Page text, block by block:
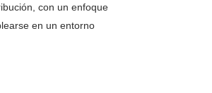
con un enfoque
en un entorno